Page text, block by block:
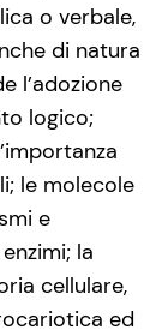
o verbale,
di natura
l’adozione
logico;
le molecole
e
la
cellulare,
ed